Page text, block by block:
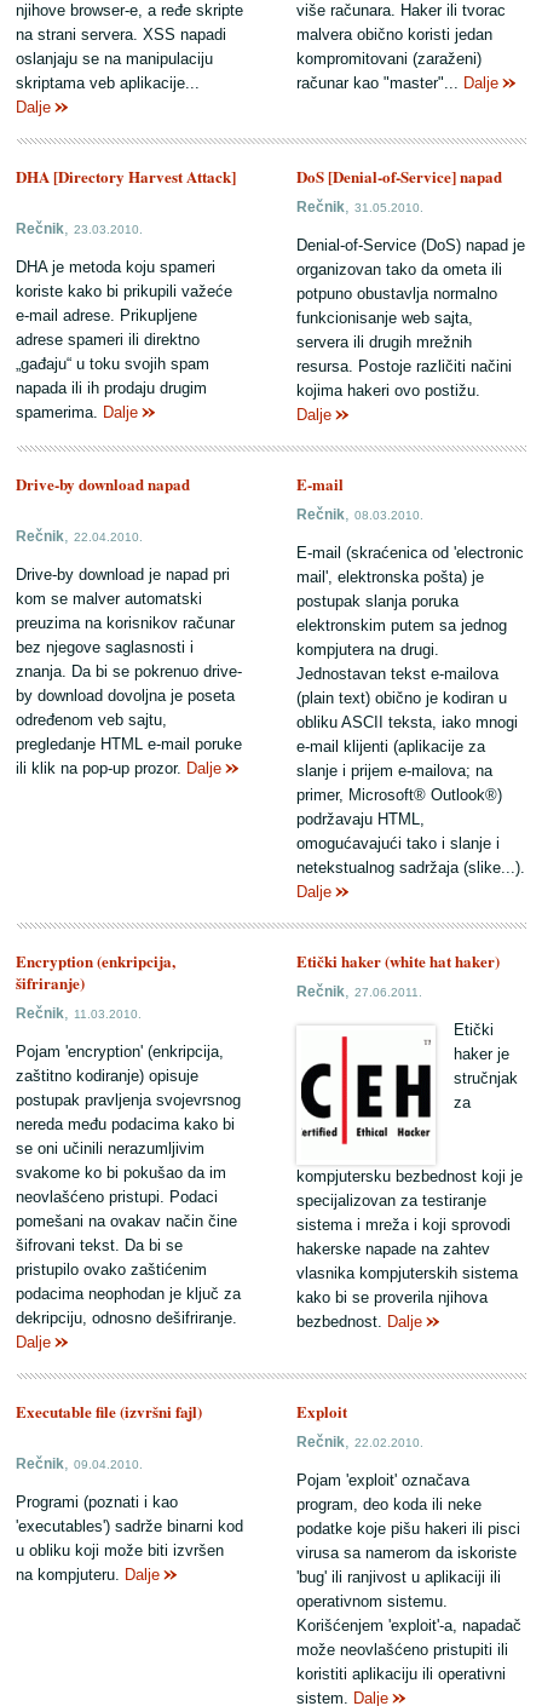
više računara. Haker ili tvorac
malvera obično koristi jedan
kompromitovani (zaraženi)
računar kao "master"... Dalje
njihove browser-e, a ređe skripte
na strani servera. XSS napadi
oslanjaju se na manipulaciju
skriptama veb aplikacije...
Dalje
DoS [Denial-of-Service] napad
Rečnik,31.05.2010.
Denial-of-Service (DoS) napad je
organizovan tako da ometa ili
potpuno obustavlja normalno
funkcionisanje web sajta,
servera ili drugih mrežnih
resursa. Postoje različiti načini
kojima hakeri ovo postižu.
Dalje
DHA [Directory Harvest Attack]
Rečnik,23.03.2010.
DHA je metoda koju spameri
koriste kako bi prikupili važeće
e-mail adrese. Prikupljene
adrese spameri ili direktno
„gađaju“ u toku svojih spam
napada ili ih prodaju drugim
spamerima. Dalje
E-mail
Rečnik,08.03.2010.
E-mail (skraćenica od 'electronic
mail', elektronska pošta) je
postupak slanja poruka
elektronskim putem sa jednog
kompjutera na drugi.
Jednostavan tekst e-mailova
(plain text) obično je kodiran u
obliku ASCII teksta, iako mnogi
e-mail klijenti (aplikacije za
slanje i prijem e-mailova; na
primer, Microsoft® Outlook®)
podržavaju HTML,
omogućavajući tako i slanje i
netekstualnog sadržaja (slike...).
Dalje
Drive-by download napad
Rečnik,22.04.2010.
Drive-by download je napad pri
kom se malver automatski
preuzima na korisnikov računar
bez njegove saglasnosti i
znanja. Da bi se pokrenuo drive-
by download dovoljna je poseta
određenom veb sajtu,
pregledanje HTML e-mail poruke
ili klik na pop-up prozor. Dalje
Etički haker (white hat haker)
Rečnik,27.06.2011.
Etički
haker je
stručnjak
za
kompjutersku bezbednost koji je
specijalizovan za testiranje
sistema i mreža i koji sprovodi
hakerske napade na zahtev
vlasnika kompjuterskih sistema
kako bi se proverila njihova
bezbednost. Dalje
Encryption (enkripcija,
šifriranje)
Rečnik,11.03.2010.
Pojam 'encryption' (enkripcija,
zaštitno kodiranje) opisuje
postupak pravljenja svojevrsnog
nereda među podacima kako bi
se oni učinili nerazumljivim
svakome ko bi pokušao da im
neovlašćeno pristupi. Podaci
pomešani na ovakav način čine
šifrovani tekst. Da bi se
pristupilo ovako zaštićenim
podacima neophodan je ključ za
dekripciju, odnosno dešifriranje.
Dalje
Exploit
Rečnik,22.02.2010.
Pojam 'exploit' označava
program, deo koda ili neke
podatke koje pišu hakeri ili pisci
virusa sa namerom da iskoriste
'bug' ili ranjivost u aplikaciji ili
operativnom sistemu.
Korišćenjem 'exploit'-a, napadač
može neovlašćeno pristupiti ili
koristiti aplikaciju ili operativni
sistem. Dalje
Executable file (izvršni fajl)
Rečnik,09.04.2010.
Programi (poznati i kao
'executables') sadrže binarni kod
u obliku koji može biti izvršen
na kompjuteru. Dalje